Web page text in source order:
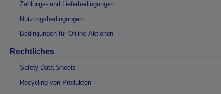
Zahlungs- und Lieferbedingungen
Nutzungsbedingungen
Bedingungen für Online-Aktionen
Rechtliches
Safety Data Sheets
Recycling von Produkten